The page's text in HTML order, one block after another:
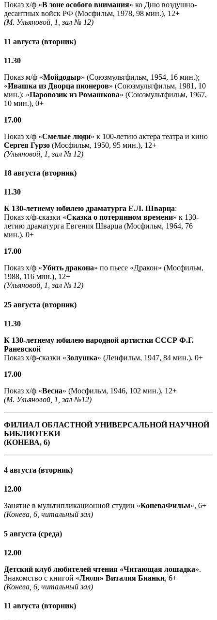
Показ х/ф «В зоне особого внимания» ко Дню воздушно-
десантных войск РФ (Мосфильм, 1978, 98 мин.), 12+
(М. Ульяновой, 1, зал № 12)
11 августа (вторник)
11.30
Показ м/ф «Мойдодыр» (Союзмультфильм, 1954, 16 мин.);
«Ивашка из Дворца пионеров» (Союзмультфильм, 1981, 10
мин.); «Паровозик из Ромашкова» (Союзмультфильм, 1967,
10 мин.), 0+
17.00
Показ х/ф «Смелые люди» к 100-летию актера театра и кино
Сергея Гурзо (Мосфильм, 1950, 95 мин.), 12+
(Ульяновой, 1, зал № 12)
18 августа (вторник)
11.30
К 130-летнему юбилею драматурга Е.Л. Шварца:
Показ х/ф-сказки «Сказка о потерянном времени» к 130-
летию драматурга Евгения Шварца (Мосфильм, 1964, 76
мин.), 0+
17.00
Показ х/ф «Убить дракона» по пьесе «Дракон» (Мосфильм,
1988, 116 мин.), 12+
(Ульяновой, 1, зал № 12)
25 августа (вторник)
11.30
К 130-летнему юбилею народной артистки СССР Ф.Г.
Раневской
Показ х/ф-сказки «Золушка» (Ленфильм, 1947, 84 мин.), 0+
17.00
Показ х/ф «Весна» (Мосфильм, 1946, 102 мин.), 12+
(М. Ульяновой, 1, зал №12)
ФИЛИАЛ ОБЛАСТНОЙ УНИВЕРСАЛЬНОЙ НАУЧНОЙ
БИБЛИОТЕКИ
(КОНЕВА, 6)
4 августа (вторник)
12.00
Занятие в мультипликационной студии «КоневаФильм», 6+
(Конева, 6, читальный зал)
5 августа (среда)
12.00
Детский клуб любителей чтения «Читающая лошадка».
Знакомство с книгой «Люля» Виталия Бианки, 6+
(Конева, 6, читальный зал)
11 августа (вторник)